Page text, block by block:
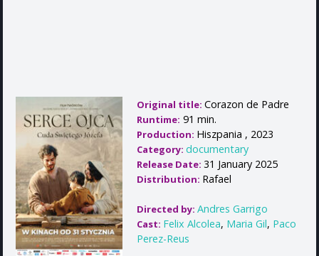
Original title: Corazon de Padre
Runtime: 91 min.
Production: Hiszpania , 2023
Category: documentary
Release Date: 31 January 2025
Distribution: Rafael
Directed by: Andres Garrigo
Cast: Felix Alcolea, Maria Gil, Paco
Perez-Reus